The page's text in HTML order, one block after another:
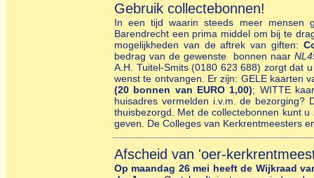
Gebruik collectebonnen!
In een tijd waarin steeds meer mensen
Barendrecht een prima middel om bij te
mogelijkheden van de aftrek van giften:
bedrag van de gewenste bonnen naar
A.H. Tuitel-Smits (0180 623 688) zorgt dat
wenst te ontvangen. Er zijn: GELE kaarten
(20 bonnen van EURO 1,00); WITTE
huisadres vermelden i.v.m. de
thuisbezorgd. Met de collectebonnen kunt
geven. De Colleges van Kerkrentmeesters
Afscheid van 'oer-
Op maandag 26 mei heeft de Wijkraad